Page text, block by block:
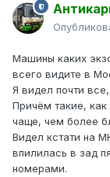
Машины каких
всего видите в
Я видел почти
Причём такие,
чаще, чем более
Видел кстати на
впилилась в зад
номерами.